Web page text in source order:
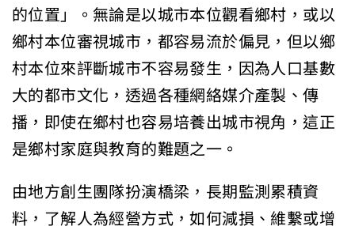
的位置」。無論是以城市本位觀看鄉村，或以
鄉村本位審視城市，都容易流於偏見，但以鄉
村本位來評斷城市不容易發生，因為人口基數
大的都市文化，透過各種網絡媒介產製、傳
播，即使在鄉村也容易培養出城市視角，這正
是鄉村家庭與教育的難題之一。
由地方創生團隊扮演橋梁，長期監測累積資